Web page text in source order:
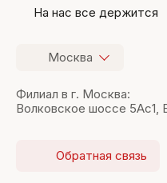
На нас все держится
Москва
Филиал в г. Москва:
Волковское шоссе 5Ас1,
Обратная связь